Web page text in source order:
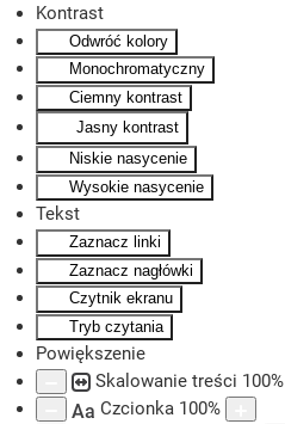
Kontrast
Odwróć kolory
Monochromatyczny
Ciemny kontrast
Jasny kontrast
Niskie nasycenie
Wysokie nasycenie
Tekst
Zaznacz linki
Zaznacz nagłówki
Czytnik ekranu
Tryb czytania
Powiększenie
Skalowanie treści 100%
Aa Czcionka 100%
Skip to main content